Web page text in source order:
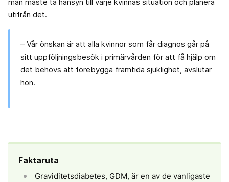
utifrån det.
– Vår önskan är att alla kvinnor som får diagnos går på
sitt uppföljningsbesök i primärvården för att få hjälp om
det behövs att förebygga framtida sjuklighet, avslutar
hon.
Faktaruta
Graviditetsdiabetes, GDM, är en av de vanligaste